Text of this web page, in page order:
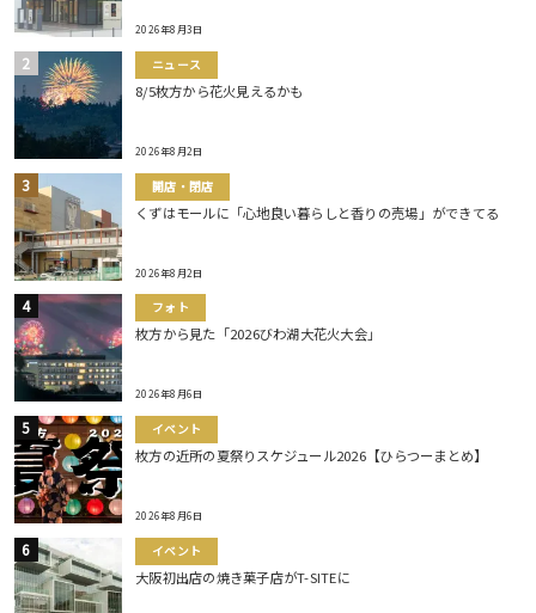
2026年8月3日
ニュース
8/5枚方から花火見えるかも
2026年8月2日
開店・閉店
くずはモールに「心地良い暮らしと香りの売場」ができてる
2026年8月2日
フォト
枚方から見た「2026びわ湖大花火大会」
2026年8月6日
イベント
枚方の近所の夏祭りスケジュール2026【ひらつーまとめ】
2026年8月6日
イベント
大阪初出店の焼き菓子店がT-SITEに